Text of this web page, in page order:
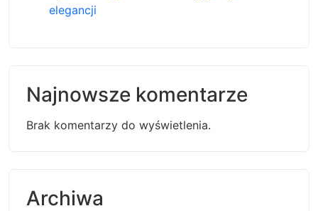
elegancji
Najnowsze komentarze
Brak komentarzy do wyświetlenia.
Archiwa